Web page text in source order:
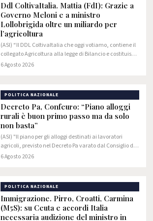
Ddl ColtivaItalia. Mattia (FdI): Grazie a
Governo Meloni e a ministro
Lollobrigida oltre un miliardo per
l’agricoltura
(ASI) “Il DDL ColtivaItalia che oggi votiamo, contiene il
collegato Agricoltura alla legge di Bilancio e costituisce
il piano triennale del Governo Meloni per consolidare il
6 Agosto 2026
POLITICA NAZIONALE
Decreto Pa, Confeuro: “Piano alloggi
rurali è buon primo passo ma da solo
non basta”
(ASI) "Il piano per gli alloggi destinati ai lavoratori
agricoli, previsto nel Decreto Pa varato dal Consiglio dei
Ministri, rappresenta una buona notizia e un primo
6 Agosto 2026
POLITICA NAZIONALE
Immigrazione. Pirro, Croatti, Carmina
(M5S): su Ceuta e accordi Italia
necessaria audizione del ministro in